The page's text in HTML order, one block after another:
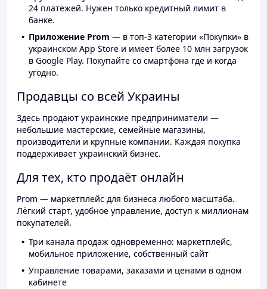
24 платежей. Нужен только кредитный лимит в
банке.
Приложение Prom — в топ-3 категории «Покупки» в
украинском App Store и имеет более 10 млн загрузок
в Google Play. Покупайте со смартфона где и когда
угодно.
Продавцы со всей Украины
Здесь продают украинские предприниматели —
небольшие мастерские, семейные магазины,
производители и крупные компании. Каждая покупка
поддерживает украинский бизнес.
Для тех, кто продаёт онлайн
Prom — маркетплейс для бизнеса любого масштаба.
Лёгкий старт, удобное управление, доступ к миллионам
покупателей.
Три канала продаж одновременно: маркетплейс,
мобильное приложение, собственный сайт
Управление товарами, заказами и ценами в одном
кабинете